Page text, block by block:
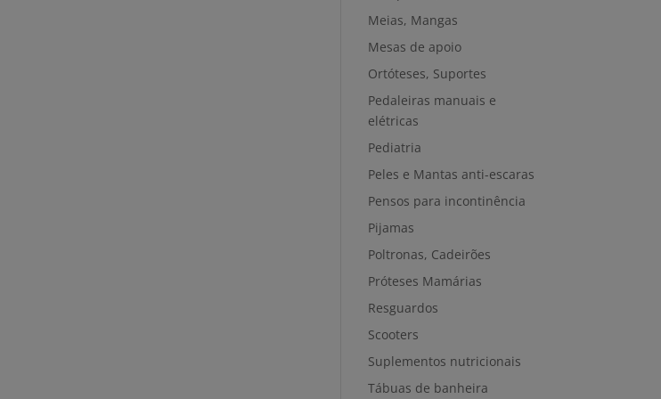
Meias, Mangas
Mesas de apoio
Ortóteses, Suportes
Pedaleiras manuais e
elétricas
Pediatria
Peles e Mantas anti-escaras
Pensos para incontinência
Pijamas
Poltronas, Cadeirões
Próteses Mamárias
Resguardos
Scooters
Suplementos nutricionais
Tábuas de banheira